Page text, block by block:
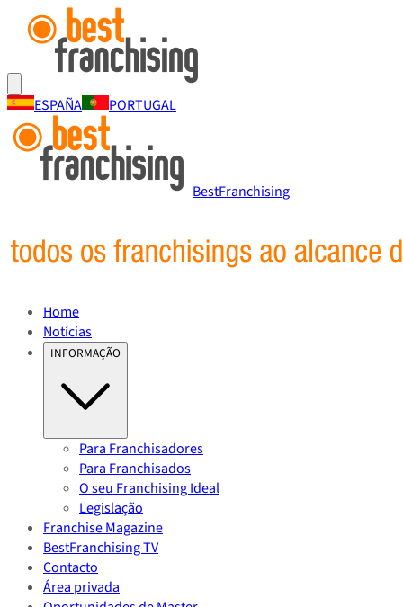
ESPAÑA PORTUGAL
BestFranchising
Home
Notícias
INFORMAÇÃO
Para Franchisadores
Para Franchisados
O seu Franchising Ideal
Legislação
Franchise Magazine
BestFranchising TV
Contacto
Área privada